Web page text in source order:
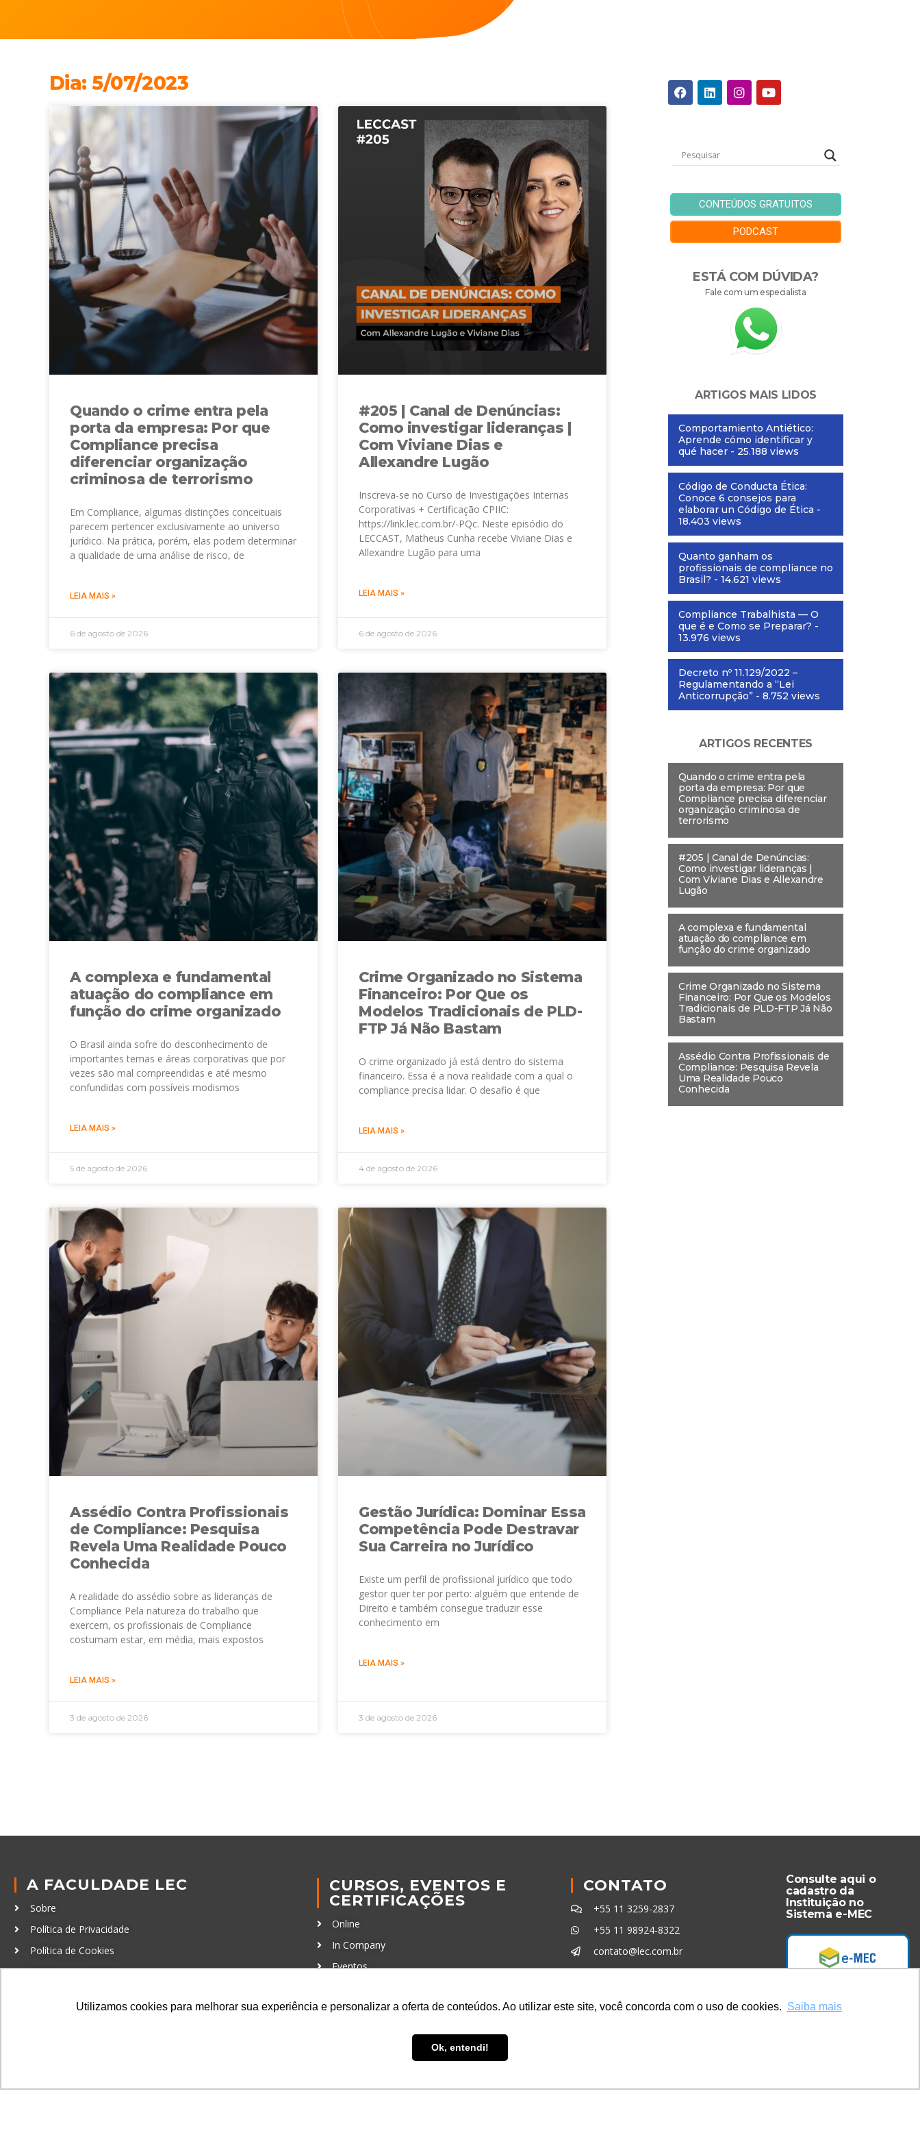
Utilizamos cookies para melhorar sua experiência e personalizar a oferta de conteúdos. Ao utilizar este site, você concorda com o uso de cookies. Saiba mais
Ok, entendi!
Dia: 5/07/2023
Quando o crime entra pela
porta da empresa: Por que
Compliance precisa
diferenciar organização
criminosa de terrorismo
Em Compliance, algumas distinções conceituais
parecem pertencer exclusivamente ao universo
jurídico. Na prática, porém, elas podem determinar
a qualidade de uma análise de risco, de
LEIA MAIS »
6 de agosto de 2026
#205 | Canal de Denúncias:
Como investigar lideranças |
Com Viviane Dias e
Allexandre Lugão
Inscreva-se no Curso de Investigações Internas
Corporativas + Certificação CPIIC:
https://link.lec.com.br/-PQc. Neste episódio do
LECCAST, Matheus Cunha recebe Viviane Dias e
Allexandre Lugão para uma
LEIA MAIS »
6 de agosto de 2026
A complexa e fundamental
atuação do compliance em
função do crime organizado
O Brasil ainda sofre do desconhecimento de
importantes temas e áreas corporativas que por
vezes são mal compreendidas e até mesmo
confundidas com possíveis modismos
LEIA MAIS »
5 de agosto de 2026
Crime Organizado no Sistema
Financeiro: Por Que os
Modelos Tradicionais de PLD-
FTP Já Não Bastam
O crime organizado já está dentro do sistema
financeiro. Essa é a nova realidade com a qual o
compliance precisa lidar. O desafio é que
LEIA MAIS »
4 de agosto de 2026
Assédio Contra Profissionais
de Compliance: Pesquisa
Revela Uma Realidade Pouco
Conhecida
A realidade do assédio sobre as lideranças de
Compliance Pela natureza do trabalho que
exercem, os profissionais de Compliance
costumam estar, em média, mais expostos
LEIA MAIS »
3 de agosto de 2026
Gestão Jurídica: Dominar Essa
Competência Pode Destravar
Sua Carreira no Jurídico
Existe um perfil de profissional jurídico que todo
gestor quer ter por perto: alguém que entende de
Direito e também consegue traduzir esse
conhecimento em
LEIA MAIS »
3 de agosto de 2026
CONTEÚDOS GRATUITOS
PODCAST
ESTÁ COM DÚVIDA?
Fale com um especialista
ARTIGOS MAIS LIDOS
Comportamiento Antiético:
Aprende cómo identificar y
qué hacer - 25.188 views
Código de Conducta Ética:
Conoce 6 consejos para
elaborar un Código de Ética -
18.403 views
Quanto ganham os
profissionais de compliance no
Brasil? - 14.621 views
Compliance Trabalhista — O
que é e Como se Preparar? -
13.976 views
Decreto nº 11.129/2022 –
Regulamentando a “Lei
Anticorrupção” - 8.752 views
ARTIGOS RECENTES
Quando o crime entra pela
porta da empresa: Por que
Compliance precisa diferenciar
organização criminosa de
terrorismo
#205 | Canal de Denúncias:
Como investigar lideranças |
Com Viviane Dias e Allexandre
Lugão
A complexa e fundamental
atuação do compliance em
função do crime organizado
Crime Organizado no Sistema
Financeiro: Por Que os Modelos
Tradicionais de PLD-FTP Já Não
Bastam
Assédio Contra Profissionais de
Compliance: Pesquisa Revela
Uma Realidade Pouco
Conhecida
A FACULDADE LEC
Sobre
Política de Privacidade
Política de Cookies
Código de Conduta
CURSOS, EVENTOS E
CERTIFICAÇÕES
Online
In Company
Eventos
CONTATO
+55 11 3259-2837
+55 11 98924-8322
contato@lec.com.br
Ferramenta Antifraude
Consulte aqui o
cadastro da
Instituição no
Sistema e-MEC